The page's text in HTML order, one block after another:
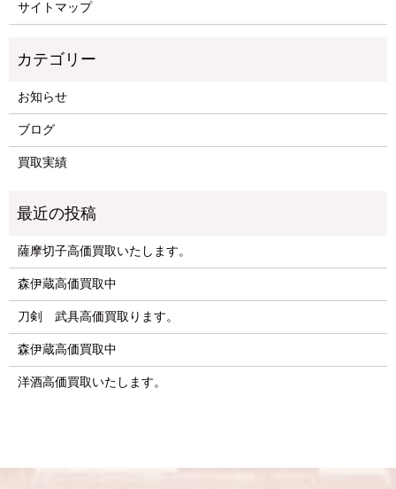
サイトマップ
お知らせ
ブログ
買取実績
薩摩切子高価買取いたします。
森伊蔵高価買取中
刀剣 武具高価買取ります。
森伊蔵高価買取中
洋酒高価買取いたします。